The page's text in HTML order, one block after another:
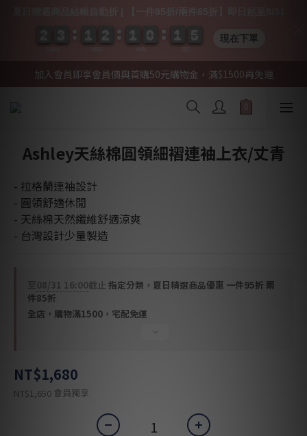
加入會員即享會員價與首購50元購物金，滿$1500再免運
Ashley天絲棉圓領細褶連袖上衣/丈青
- 拉格蘭連袖設計
- 圓領舒適休閒
- 天絲棉天然纖維舒適涼爽
- 台灣設計少量製造
08/31 16:00截止 指定分類，夏日精選商品優惠 一件95折 兩
件85折
全店，購物滿1500，宅配免運
NT$1,680
NT$1,650 會員獨享
2
2
2
2 1
1
1
1 0
0
0
0 1
1
1
1 0
0
5
5
4 現在下單